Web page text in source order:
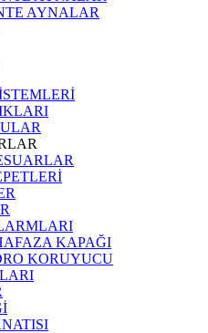
AYNALAR
KAPAĞI
KORUYUCU